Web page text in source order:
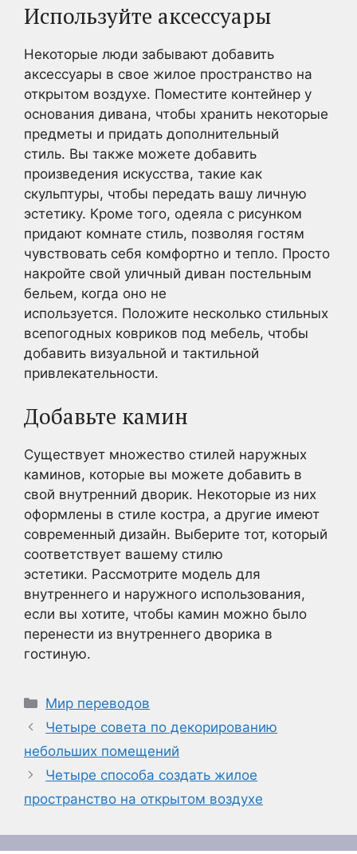
Используйте аксессуары
Некоторые люди забывают добавить
аксессуары в свое жилое пространство на
открытом воздухе. Поместите контейнер у
основания дивана, чтобы хранить некоторые
предметы и придать дополнительный
стиль. Вы также можете добавить
произведения искусства, такие как
скульптуры, чтобы передать вашу личную
эстетику. Кроме того, одеяла с рисунком
придают комнате стиль, позволяя гостям
чувствовать себя комфортно и тепло. Просто
накройте свой уличный диван постельным
бельем, когда оно не
используется. Положите несколько стильных
всепогодных ковриков под мебель, чтобы
добавить визуальной и тактильной
привлекательности.
Добавьте камин
Существует множество стилей наружных
каминов, которые вы можете добавить в
свой внутренний дворик. Некоторые из них
оформлены в стиле костра, а другие имеют
современный дизайн. Выберите тот, который
соответствует вашему стилю
эстетики. Рассмотрите модель для
внутреннего и наружного использования,
если вы хотите, чтобы камин можно было
перенести из внутреннего дворика в
гостиную.
Рубрики
Мир переводов
Четыре совета по декорированию
небольших помещений
Четыре способа создать жилое
пространство на открытом воздухе